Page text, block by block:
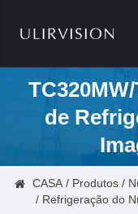
de
CASA Produtos
Refrigeração do